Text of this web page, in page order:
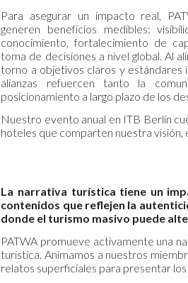
Para asegurar un impacto real,
generen beneficios medibles:
conocimiento, fortalecimiento de
toma de decisiones a nivel global. Al
torno a objetivos claros y estándares
alianzas refuercen tanto la
posicionamiento a largo plazo de los
Nuestro evento anual en ITB Berlín
hoteles que comparten nuestra visión,
La narrativa turística tiene un
contenidos que reflejen la
donde el turismo masivo puede
PATWA promueve activamente una
turística. Animamos a nuestros
relatos superficiales para presentar